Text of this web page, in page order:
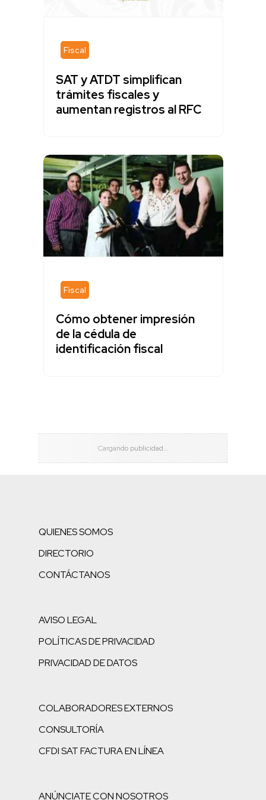
Fiscal
SAT y ATDT simplifican
trámites fiscales y
aumentan registros al RFC
Fiscal
Cómo obtener impresión
de la cédula de
identificación fiscal
QUIENES SOMOS
DIRECTORIO
CONTÁCTANOS
AVISO LEGAL
POLÍTICAS DE PRIVACIDAD
PRIVACIDAD DE DATOS
COLABORADORES EXTERNOS
CONSULTORÍA
CFDI SAT FACTURA EN LÍNEA
ANÚNCIATE CON NOSOTROS